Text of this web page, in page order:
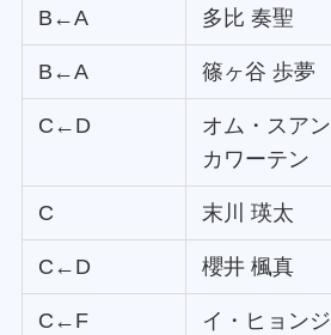
B←A 多比 奏聖
B←A 篠ヶ谷 歩夢
C←D
オム・スアン
カワーテン
C 末川 瑛太
C←D 櫻井 楓真
C←F
イ・ヒョンジ